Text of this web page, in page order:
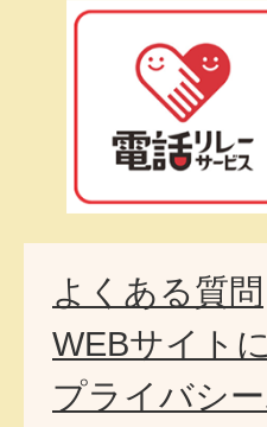
よくある質問
WEBサイト
プライバシ